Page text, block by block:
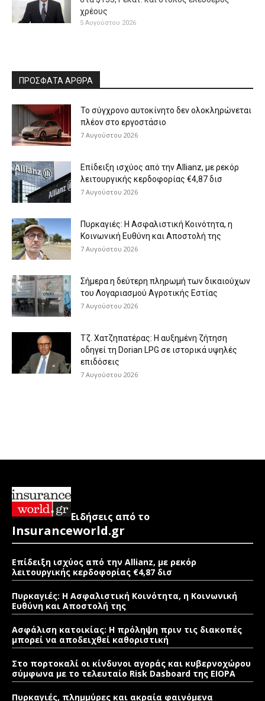
χρέους
5 Αυγούστου 2026
ΠΡΟΣΦΑΤΑ ΑΡΘΡΑ
Το σύγχρονο αυτοκίνητο δεν ολοκληρώνεται
πλέον στο εργοστάσιο
7 Αυγούστου 2026
Επίδειξη ισχύος από την Allianz, με ρεκόρ
λειτουργικής κερδοφορίας €4,87 δισ
7 Αυγούστου 2026
Πυρκαγιές: Η Ασφαλιστική Κοινότητα, η
Κοινωνική Ευθύνη και Αποστολή της
7 Αυγούστου 2026
Σήμερα η δεύτερη πληρωμή των δικαιούχων
του Λογαριασμού Αγροτικής Εστίας
7 Αυγούστου 2026
Τζ. Χατζηπατέρας: H αυξημένη ζήτηση
οδηγεί τη Dorian LPG σε ιστορικά υψηλές
επιδόσεις
7 Αυγούστου 2026
Ειδήσεις από το
Insuranceworld.gr
Επίδειξη ισχύος από την Allianz, με ρεκόρ
λειτουργικής κερδοφορίας €4,87 δισ
Πυρκαγιές: Η Ασφαλιστική Κοινότητα, η Κοινωνική
Ευθύνη και Αποστολή της
Ασφάλιση κατοικίας: Η πρόληψη πριν τις διακοπές
μπορεί να αποδειχθεί καθοριστική
Στο πορτοκαλί οι κίνδυνοι αγοράς και κυβερνοχώρου
σύμφωνα με το τελευταίο Risk Dasboard της EIOPA
Πυρκαγιές, πλημμύρες και ακραία φαινόμενα